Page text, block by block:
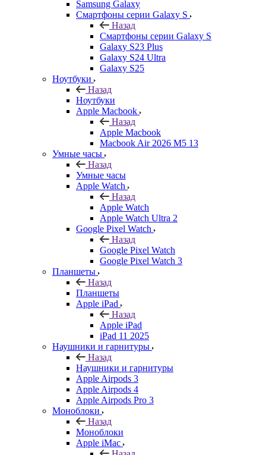
Samsung Galaxy
Смартфоны серии Galaxy S
Назад
Смартфоны серии Galaxy S
Galaxy S23 Plus
Galaxy S24 Ultra
Galaxy S25
Ноутбуки
Назад
Ноутбуки
Apple Macbook
Назад
Apple Macbook
Macbook Air 2026 M5 13
Умные часы
Назад
Умные часы
Apple Watch
Назад
Apple Watch
Apple Watch Ultra 2
Google Pixel Watch
Назад
Google Pixel Watch
Google Pixel Watch 3
Планшеты
Назад
Планшеты
Apple iPad
Назад
Apple iPad
iPad 11 2025
Наушники и гарнитуры
Назад
Наушники и гарнитуры
Apple Airpods 3
Apple Airpods 4
Apple Airpods Pro 3
Моноблоки
Назад
Моноблоки
Apple iMac